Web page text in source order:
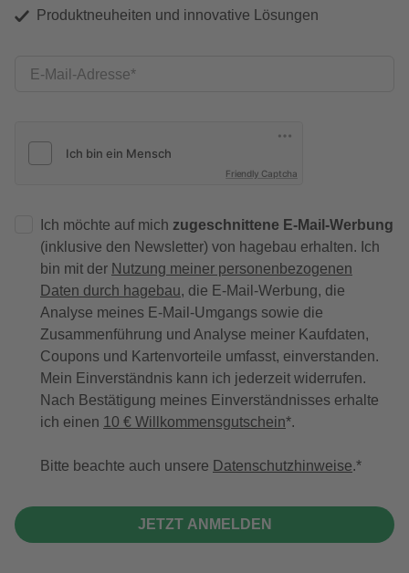
Produktneuheiten und innovative Lösungen
E-Mail-Adresse
Friendly Captcha
Ich möchte auf mich zugeschnittene E-Mail-Werbung
(inklusive den Newsletter) von hagebau erhalten. Ich
bin mit der Nutzung meiner personenbezogenen
Daten durch hagebau, die E-Mail-Werbung, die
Analyse meines E-Mail-Umgangs sowie die
Zusammenführung und Analyse meiner Kaufdaten,
Coupons und Kartenvorteile umfasst, einverstanden.
Mein Einverständnis kann ich jederzeit widerrufen.
Nach Bestätigung meines Einverständnisses erhalte
ich einen 10 € Willkommensgutschein*.
Bitte beachte auch unsere Datenschutzhinweise.
JETZT ANMELDEN